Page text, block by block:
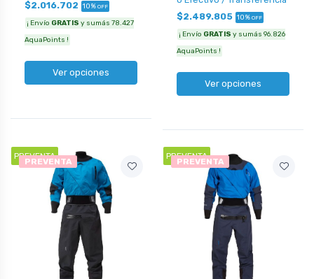
$2.016.702 10% OFF
¡ Envío GRATIS y sumás 78.427
AquaPoints !
Ver opciones
$2.489.805 10% OFF
¡ Envío GRATIS y sumás 96.826
AquaPoints !
Ver opciones
PREVENTA
PREVENTA
PREVENTA
PREVENTA